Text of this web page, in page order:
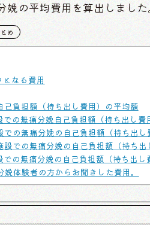
娩の平均費用を算出しました
め
なる費用
己負担額（持ち出し費用）の平均額
での無痛分娩自己負担額（持ち出し費
での無痛分娩の自己負担額（持ち出し
設での無痛分娩の自己負担額（持ち
での無痛分娩の自己負担額（持ち出し
娩体験者の方からお聞きした費用。